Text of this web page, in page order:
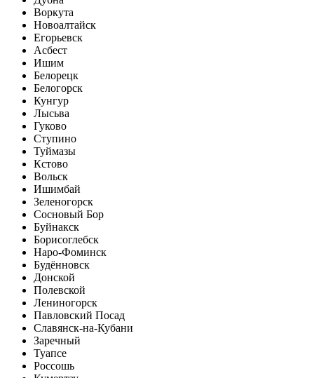
Воркута
Новоалтайск
Егорьевск
Асбест
Ишим
Белорецк
Белогорск
Кунгур
Лысьва
Гуково
Ступино
Туймазы
Кстово
Вольск
Ишимбай
Зеленогорск
Сосновый Бор
Буйнакск
Борисоглебск
Наро-Фоминск
Будённовск
Донской
Полевской
Лениногорск
Павловский Посад
Славянск-на-Кубани
Заречный
Туапсе
Россошь